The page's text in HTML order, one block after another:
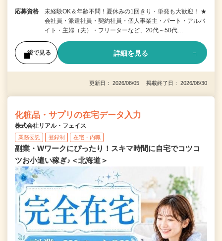
応募資格
未経験OK＆年齢不問！夏休みの1回きり・単発も大歓迎！ ★
会社員・派遣社員・契約社員・個人事業主・パート・アルバ
イト・主婦（夫）・フリーターなど、20代～50代…
後で見る 詳細を見る
更新日： 2026/08/05 掲載終了日： 2026/08/30
化粧品・サプリの在宅データ入力
株式会社リアル・フェイス
業務委託 登録制 在宅・内職
副業・Wワークにぴったり！スキマ時間に自宅でコツコ
ツお小遣い稼ぎ♪＜北海道＞